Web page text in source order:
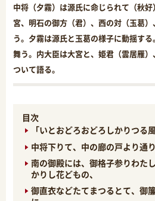
中将（夕霧）は源氏に命じられて（秋
宮、明石の御方（君）、西の対（玉葛
う。夕霧は源氏と玉葛の様子に動揺す
舞う。内大臣は大宮と、姫君（雲居雁
ついて語る。
目次
「いとおどろおどろしかりつる風
中将下りて、中の廊の戸より通
南の御殿には、御格子参りわた
かりし花どもの、
御直衣などたてまつるとて、御